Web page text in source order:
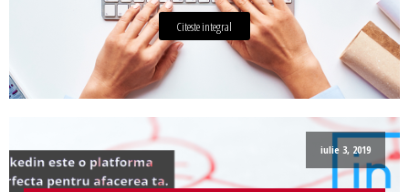
Citeste integral
iulie 3, 2019